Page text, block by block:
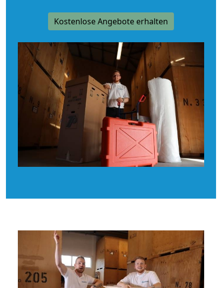
Kostenlose Angebote erhalten